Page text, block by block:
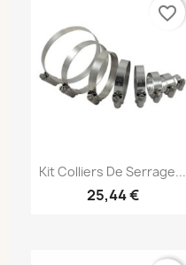
Kit Colliers De Serrage...
25,44 €
favorite_border